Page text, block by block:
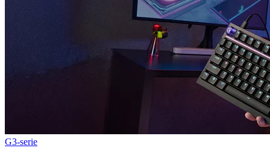
G3-serie